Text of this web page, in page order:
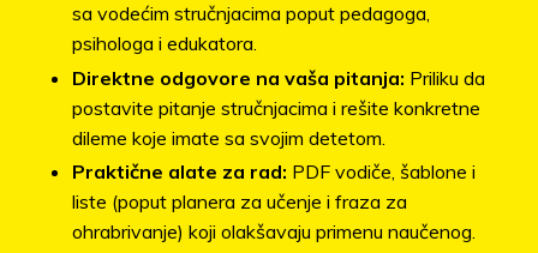
sa vodećim stručnjacima poput pedagoga,
psihologa i edukatora.
Direktne odgovore na vaša pitanja: Priliku da
postavite pitanje stručnjacima i rešite konkretne
dileme koje imate sa svojim detetom.
Praktične alate za rad: PDF vodiče, šablone i
liste (poput planera za učenje i fraza za
ohrabrivanje) koji olakšavaju primenu naučenog.